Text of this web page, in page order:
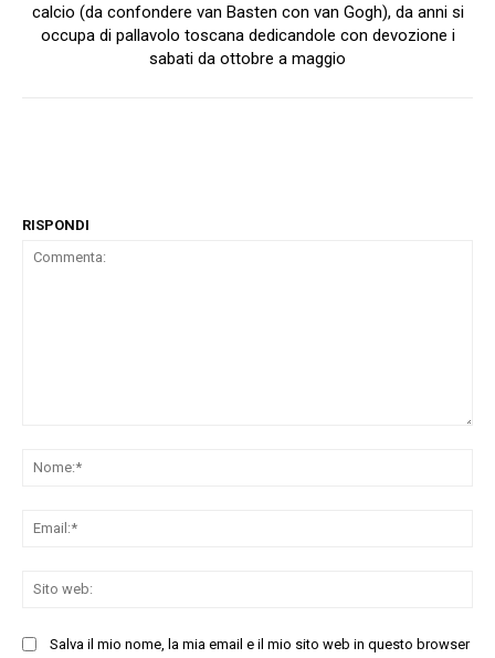
calcio (da confondere van Basten con van Gogh), da anni si
occupa di pallavolo toscana dedicandole con devozione i
sabati da ottobre a maggio
RISPONDI
Salva il mio nome, la mia email e il mio sito web in questo browser